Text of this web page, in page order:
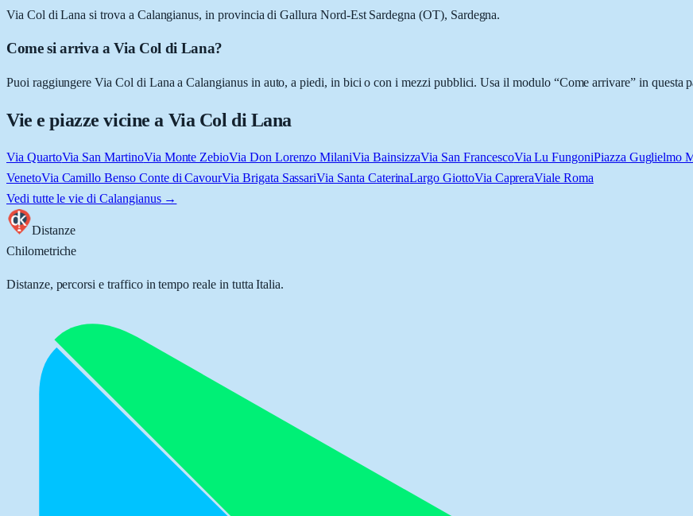
Via Col di Lana si trova a Calangianus, in provincia di Gallura Nord-Est Sardegna (OT), Sardegna.
Come si arriva a Via Col di Lana?
Puoi raggiungere Via Col di Lana a Calangianus in auto, a piedi, in bici o con i mezzi pubblici. Usa il modulo “Come arrivare” in questa
Vie e piazze vicine a Via Col di Lana
Via QuartoVia San MartinoVia Monte ZebioVia Don Lorenzo MilaniVia BainsizzaVia San FrancescoVia Lu FungoniPiazza Guglielmo
VenetoVia Camillo Benso Conte di CavourVia Brigata SassariVia Santa CaterinaLargo GiottoVia CapreraViale Roma
Vedi tutte le vie di Calangianus→
Distanze
Chilometriche
Distanze, percorsi e traffico in tempo reale in tutta Italia.